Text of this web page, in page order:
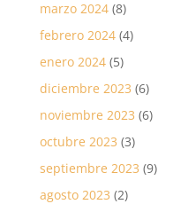
marzo 2024(8)
febrero 2024(4)
enero 2024(5)
diciembre 2023 (6)
noviembre 2023 (6)
octubre 2023 (3)
septiembre 2023 (9)
agosto 2023 (2)